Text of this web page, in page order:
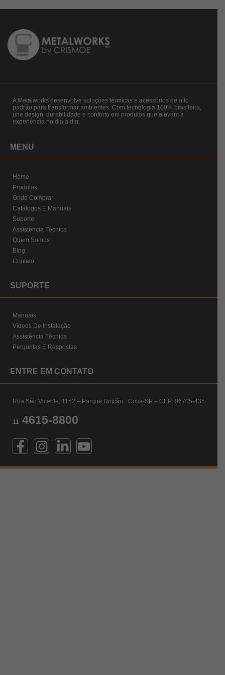
A Metalworks desenvolve soluções térmicas e acessórios de alto
padrão para transformar ambientes. Com tecnologia 100% brasileira,
une design, durabilidade e conforto em produtos que elevam a
experiência no dia a dia.
MENU
Home
Produtos
Onde Comprar
Catálogos E Manuais
Suporte
Assistência Técnica
Quem Somos
Blog
Contato
SUPORTE
Manuais
Vídeos De Instalação
Assistência Técnica
Perguntas E Respostas
ENTRE EM CONTATO
Rua São Vicente, 1152 – Parque Rincão Cotia-SP – CEP: 06705-435
11 4615-8800